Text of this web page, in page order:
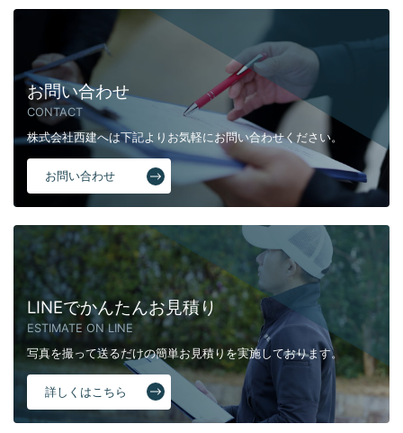
お問い合わせ
CONTACT
株式会社西建へは下記よりお気軽にお問い合わせください。
お問い合わせ
LINEでかんたんお見積り
ESTIMATE ON LINE
写真を撮って送るだけの簡単お見積りを実施しております。
詳しくはこちら